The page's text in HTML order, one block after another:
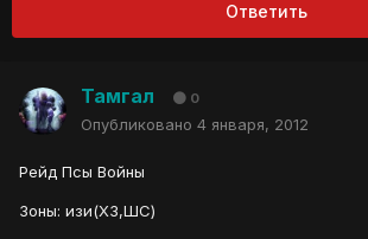
Ответить
Тамгал 0
Опубликовано 4 января, 2012
Рейд Псы Войны
Зоны: изи(ХЗ,ШС)